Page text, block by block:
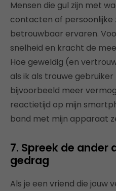
Mensen die gul zijn met
contacten of persoonlijke
betrouwbaar ervaren.
snelheid en kracht de
Hoe geweldig (en
als ik als trouwe
bijvoorbeeld meer
reactietijd op mijn
band met mijn apparaat
7. Spreek de ander
gedrag
Als je een vriend die jouw